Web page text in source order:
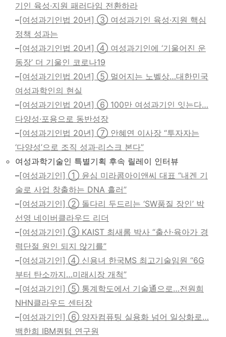
기인 육성·지원 패러다임 전환하라
–[여성과기인법 20년] ③ 여성과기인 육성·지원 핵심
정책 성과는
–[여성과기인법 20년] ④ 여성과기인에 ‘기울어진 운
동장’ 더 기울인 코로나19
–[여성과기인법 20년] ⑤ 멀어지는 노벨상…대한민국
여성과학인의 현실
–[여성과기인법 20년] ⑥ 100만 여성과기인 잇는다…
다양성·포용으로 동반성장
–[여성과기인법 20년] ⑦ 안혜연 이사장 “투자자는
‘다양성’으로 조직 성과·리스크 본다”
여성과학기술인 특별기획 후속 릴레이 인터뷰
–[여성과기인] ① 윤심 미라콤아이앤씨 대표 “내겐 기
술로 사업 창출하는 DNA 흘러”
–[여성과기인] ② 돌다리 두드리는 ‘SW품질 장인’ 박
선영 네이버클라우드 리더
–​[여성과기인] ③ KAIST 최새롬 박사 “출산·육아가 경
력단절 원인 되지 않기를”
–[여성과기인] ④ 신용녀 한국MS 최고기술임원 “6G
부터 탄소까지…미래시장 개척”
–[여성과기인] ⑤ 통계학도에서 기술通으로…전원희
NHN클라우드 센터장
–[여성과기인] ⑥ 양자컴퓨팅 실용화 넘어 일상화로…
백한희 IBM퀀텀 연구원